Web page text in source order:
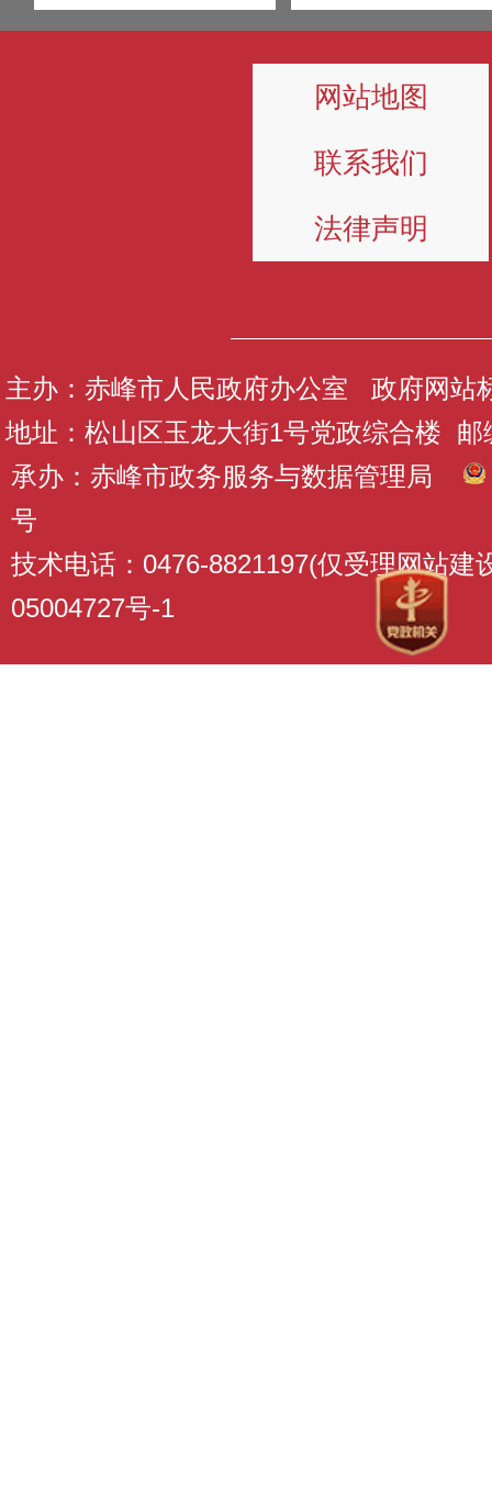
网站地图
联系我们
法律声明
主办：赤峰市人民政府办公室 政府网站
地址：松山区玉龙大街1号党政综合楼 邮
承办：赤峰市政务服务与数据管理局
号
技术电话：0476-8821197(仅受理网站建
05004727号-1